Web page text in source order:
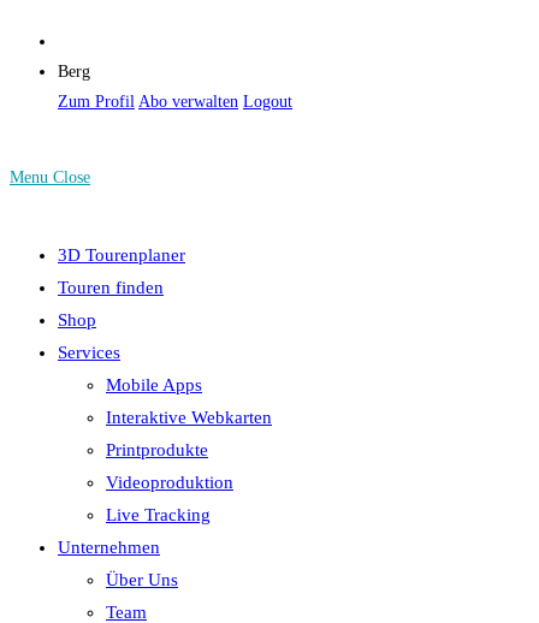
Berg
Zum Profil Abo verwalten Logout
Menu Close
3D Tourenplaner
Touren finden
Shop
Services
Mobile Apps
Interaktive Webkarten
Printprodukte
Videoproduktion
Live Tracking
Unternehmen
Über Uns
Team